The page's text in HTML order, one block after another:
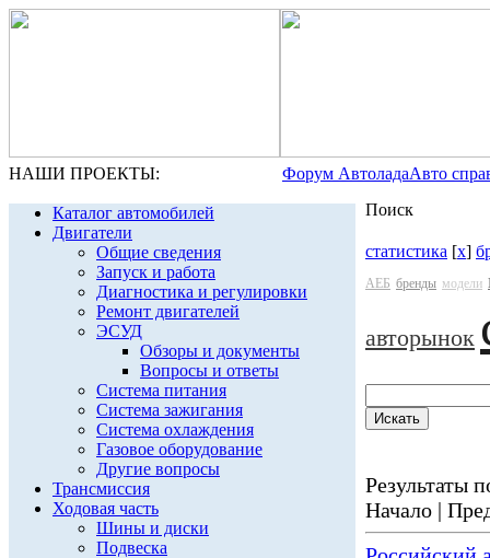
НАШИ ПРОЕКТЫ: Форум АвтоладаАвто
Каталог автомобилей
Двигатели
Общие сведения
Запуск и работа
Диагностика и регулировки
Ремонт двигателей
ЭСУД
Обзоры и документы
Вопросы и ответы
Система питания
Система зажигания
Система охлаждения
Газовое оборудование
Другие вопросы
Трансмиссия
Ходовая часть
Шины и диски
Подвеска
Поиск
статистика [x]
АЕБ бренды модели
авторынок
Результаты
Начало |